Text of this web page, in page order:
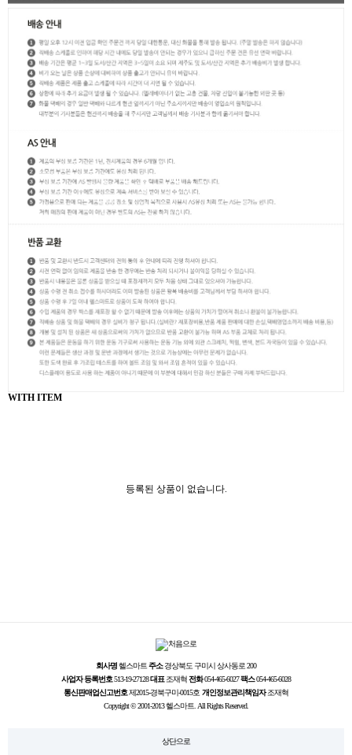
WITH ITEM
등록된 상품이 없습니다.
회사명헬스마트주소경상북도 구미시 상사동로 200
사업자 등록번호513-19-27128대표조재혁전화054-465-6027팩스054-465-6028
통신판매업신고번호제2015-경북구미-0015호 개인정보관리책임자조재혁
Copyright © 2001-2013 헬스마트. All Rights Reserved.
상단으로